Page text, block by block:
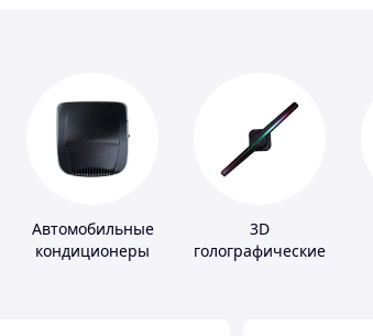
Автомобильные
кондиционеры
3D
голографические